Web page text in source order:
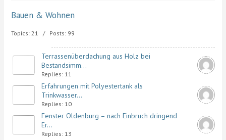
Bauen & Wohnen
Topics: 21 / Posts: 99
Terrassenüberdachung aus Holz bei
Bestandsimm...
Replies: 11
Erfahrungen mit Polyestertank als
Trinkwasser...
Replies: 10
Fenster Oldenburg – nach Einbruch dringend
Er...
Replies: 13